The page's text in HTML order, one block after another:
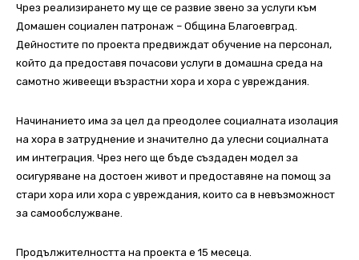
Чрез реализирането му ще се развие звено за услуги към
Домашен социален патронаж – Община Благоевград.
Дейностите по проекта предвиждат обучение на персонал,
който да предоставя почасови услуги в домашна среда на
самотно живеещи възрастни хора и хора с увреждания.
Начинанието има за цел да преодолее социалната изолация
на хора в затруднение и значително да улесни социалната
им интеграция. Чрез него ще бъде създаден модел за
осигуряване на достоен живот и предоставяне на помощ за
стари хора или хора с увреждания, които са в невъзможност
за самообслужване.
Продължителността на проекта е 15 месеца.